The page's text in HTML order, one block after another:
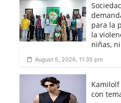
para la
la
niñas,
August 5, 2026, 11:35 pm
con